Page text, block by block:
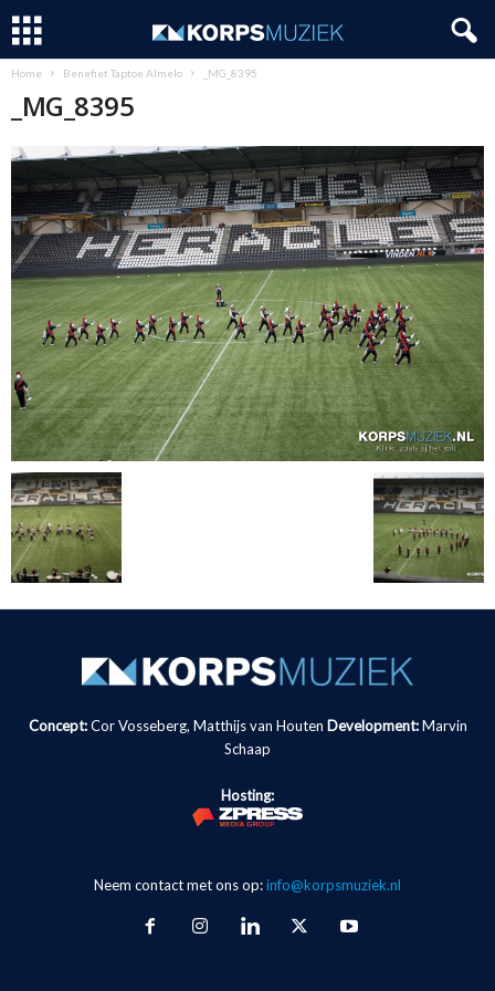
Home Benefiet Taptoe Almelo _MG_8395
_MG_8395
Concept:Cor Vosseberg, Matthijs van Houten Development: Marvin
Schaap
Hosting:
Neem contact met ons op:info@korpsmuziek.nl